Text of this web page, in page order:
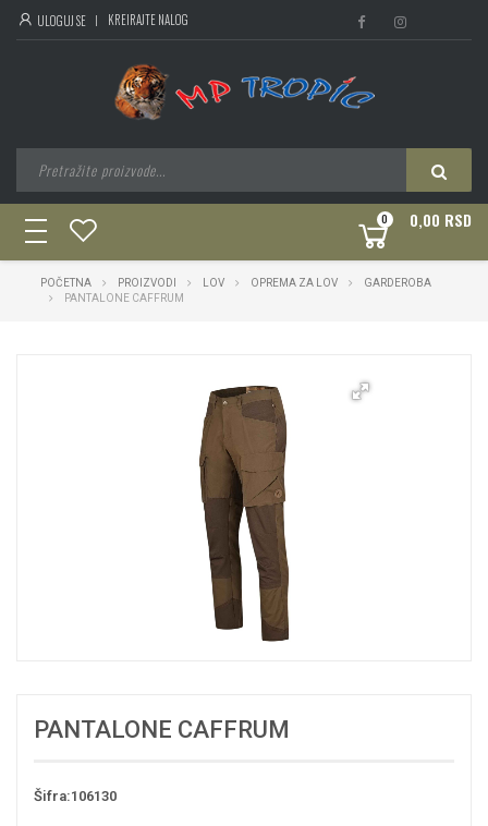
ULOGUJ SE KREIRAJTE NALOG
toggle
navigation
0 0,00 RSD
POČETNA PROIZVODI LOV OPREMA ZA LOV
GARDEROBA
PANTALONE CAFFRUM
PANTALONE CAFFRUM
Šifra:106130